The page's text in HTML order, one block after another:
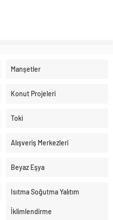
Manşetler
Konut Projeleri
Toki
Alışveriş Merkezleri
Beyaz Eşya
Isıtma Soğutma Yalıtım
İklimlendirme